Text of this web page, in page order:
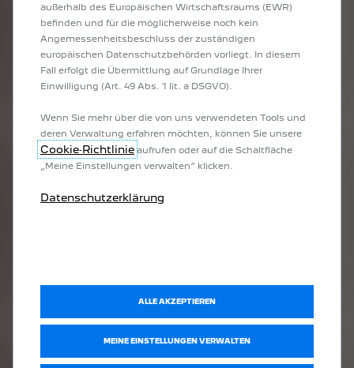
Erleben Sie den neuen Kombi PEUGEOT 308 SW mit seinem
Bedürfnisse von Firmenkunden richtet.
Entdecken Sie den PEUGEOT 508 SW, einen Hightech-Kombi mit
entwickelt wurde, um den Anforderungen von Geschäftsanwendern
gerecht zu werden.
ZUM PEUGEOT 508 SW
SUV
außerhalb des Europäischen Wirtschaftsraums (EWR)
befinden und für die möglicherweise noch kein
Angemessenheitsbeschluss der zuständigen
europäischen Datenschutzbehörden vorliegt. In diesem
Fall erfolgt die Übermittlung auf Grundlage Ihrer
Einwilligung (Art. 49 Abs. 1 lit. a DSGVO).
Wenn Sie mehr über die von uns verwendeten Tools und
deren Verwaltung erfahren möchten, können Sie unsere
Cookie‑Richtlinie aufrufen oder auf die Schaltfläche
„Meine Einstellungen verwalten“ klicken.
Datenschutzerklärung
MEINE EINSTELLUNGEN VERWALTEN
ALLE AKZEPTIEREN